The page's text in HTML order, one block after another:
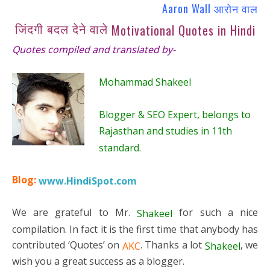
Aaron Wall आरोन वाल
जिंदगी बदल देने वालेMotivational Quotes in Hindi
Quotes compiled and translated by-
Mohammad Shakeel
Blogger & SEO Expert, belongs to
Rajasthan and studies in 11th
standard.
Blog:www.HindiSpot.com
We are grateful to Mr.Shakeel for such a nice
compilation. In fact it is the first time that anybody has
contributed ‘Quotes’ on AKC. Thanks a lot Shakeel, we
wish you a great success as a blogger.